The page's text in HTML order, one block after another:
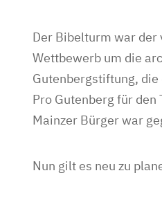
Der Bibelturm war der
Wettbewerb um die
Gutenbergstiftung,
Pro Gutenberg für
Mainzer Bürger war
Nun gilt es neu zu